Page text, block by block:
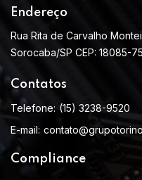
Endereço
Rua Rita de Carvalho
Sorocaba/SP CEP: 18085-
Contatos
Telefone: (15) 3238-9520
E-mail:
Compliance